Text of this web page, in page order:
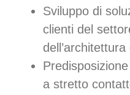
Sviluppo di
clienti del
a stretto